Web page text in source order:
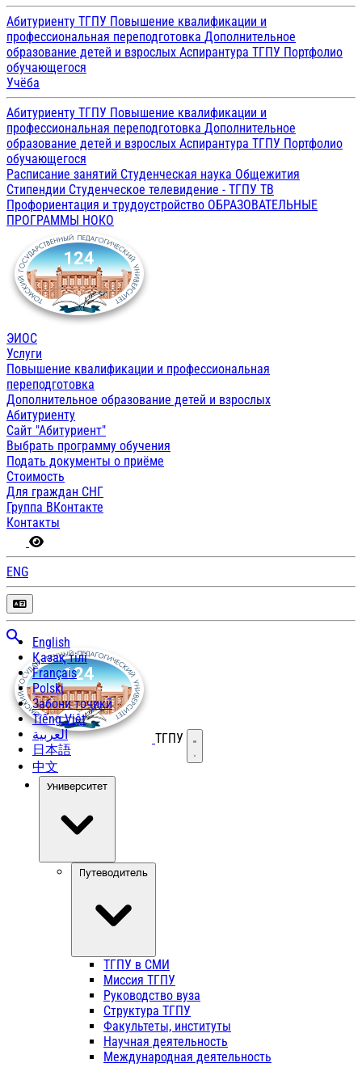
Абитуриенту ТГПУ Повышение квалификации и
профессиональная переподготовка Дополнительное
образование детей и взрослых Аспирантура ТГПУ Портфолио
обучающегося
Учёба
Абитуриенту ТГПУ Повышение квалификации и
профессиональная переподготовка Дополнительное
образование детей и взрослых Аспирантура ТГПУ Портфолио
обучающегося
Расписание занятий Студенческая наука Общежития
Стипендии Студенческое телевидение - ТГПУ ТВ
Профориентация и трудоустройство ОБРАЗОВАТЕЛЬНЫЕ
ПРОГРАММЫ НОКО
ЭИОС
Услуги
Повышение квалификации и профессиональная
переподготовка
Дополнительное образование детей и взрослых
Абитуриенту
Сайт "Абитуриент"
Выбрать программу обучения
Подать документы о приёме
Стоимость
Для граждан СНГ
Группа ВКонтакте
Контакты
ENG
English
Қазақ тілі
Français
Polski
Забони тоҷикӣ
Tiếng Việt
العربية
日本語
中文
ТГПУ Открыть меню
Университет
Путеводитель
ТГПУ в СМИ
Миссия ТГПУ
Руководство вуза
Структура ТГПУ
Факультеты, институты
Научная деятельность
Международная деятельность